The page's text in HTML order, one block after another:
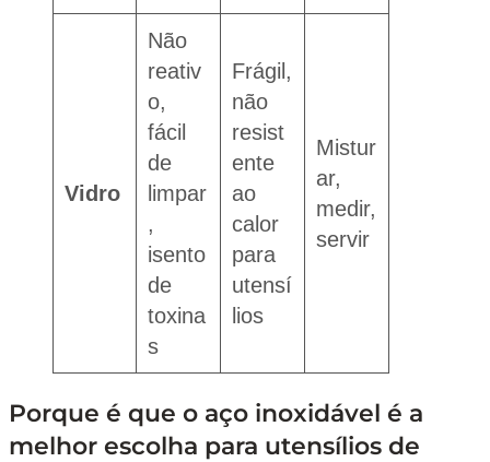
Vidro
Não
reativ
o,
fácil
de
limpar
,
isento
de
toxina
s
Frágil,
não
resist
ente
ao
calor
para
utensí
lios
Mistur
ar,
medir,
servir
Porque é que o aço inoxidável é a
melhor escolha para utensílios de